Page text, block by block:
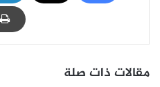
مقالات ذات صلة